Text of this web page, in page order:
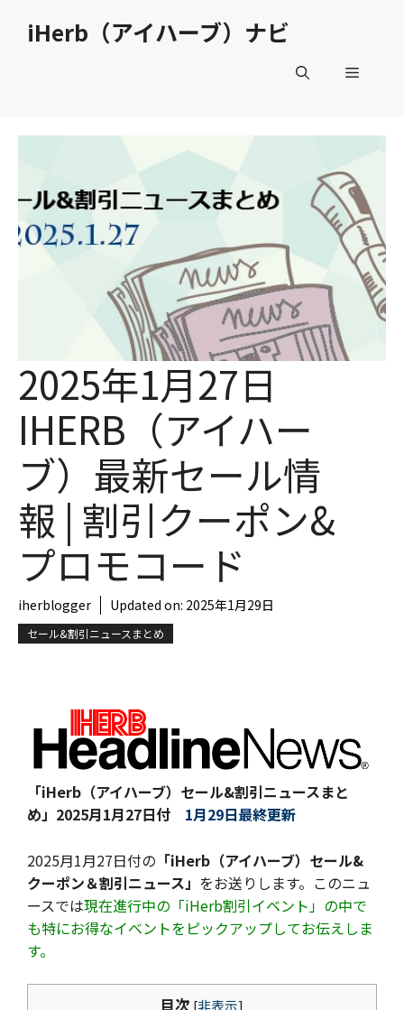
iHerb（アイハーブ）ナビ
メ
ー
2025年1月27日
IHERB（アイハー
ブ）最新セール情
報 | 割引クーポン&
プロモコード
iherblogger Updated on: 2025年1月29日
セール&割引ニュースまとめ
「iHerb（アイハーブ）セール&割引ニュースまと
め」 2025月1月27日付 1月29日最終更新
2025月1月27日付の 「iHerb（アイハーブ）セール&
クーポン＆割引ニュース」 をお送りします。このニュ
ースでは現在進行中の「iHerb割引イベント」の中で
も特にお得なイベントをピックアップしてお伝えしま
す。
目次 [非表示]